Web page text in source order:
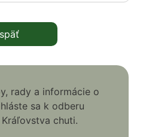
späť
rady a informácie o
sa k odberu
chuti.